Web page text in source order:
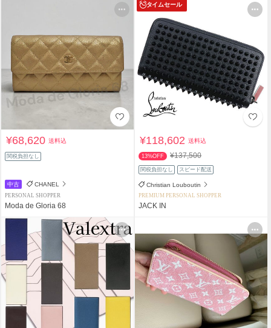
¥68,620送料込
関税負担なし
中古 CHANEL
PERSONAL SHOPPER
Moda de Gloria 68
タイムセール
¥118,602送料込
13%OFF ¥137,500
関税負担なし スピード配送
Christian Louboutin
PREMIUM PERSONAL SHOPPER
JACK IN